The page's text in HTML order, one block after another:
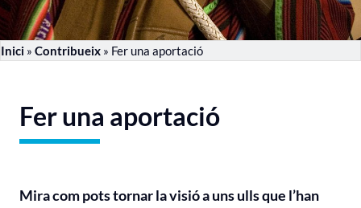
Inici » Contribueix » Fer una aportació
Fer una aportació
Mira com pots tornar la visió a uns ulls que l’han